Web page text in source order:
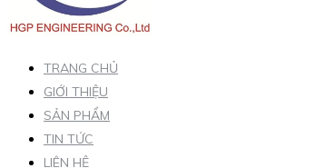
TRANG CHỦ
GIỚI THIỆU
SẢN PHẨM
TIN TỨC
LIÊN HỆ